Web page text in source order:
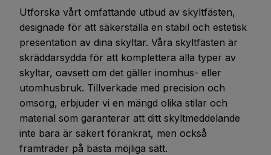
Utforska vårt omfattande utbud av skyltfästen,
designade för att säkerställa en stabil och estetisk
presentation av dina skyltar. Våra skyltfästen är
skräddarsydda för att komplettera alla typer av
skyltar, oavsett om det gäller inomhus- eller
utomhusbruk. Tillverkade med precision och
omsorg, erbjuder vi en mängd olika stilar och
material som garanterar att ditt skyltmeddelande
inte bara är säkert förankrat, men också
framträder på bästa möjliga sätt.